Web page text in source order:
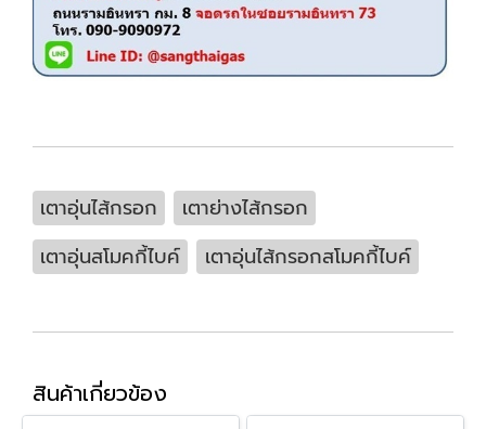
เตาอุ่นไส้กรอก
เตาย่างไส้กรอก
เตาอุ่นสโมคกี้ไบค์
เตาอุ่นไส้กรอกสโมคกี้ไบค์
สินค้าเกี่ยวข้อง